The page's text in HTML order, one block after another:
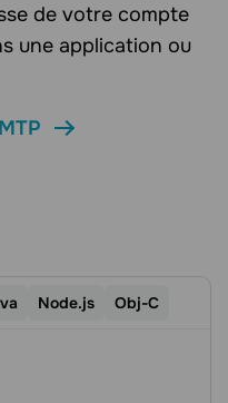
de votre compte
une application ou
Node.js Оbj-C